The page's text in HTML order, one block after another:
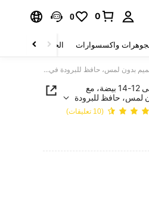
0
0
واكسسوارات الحقائب والأمتعة
موزع بيض أوتوماتيكي ذو طبقتين، يحتوي على 12-14 بيضة، مع حاوية تخزين بلاستيكية مفصلية، تصميم بدون لمس، حافظ للبرودة في الثلاجة وصينية بيض للمطبخ
موزع بيض أوتوماتيكي ذو طبقتين، يحتوي على 12-14 بيضة، مع
لمس، حافظ للبرودة
(10 تعليقات)
PRICE